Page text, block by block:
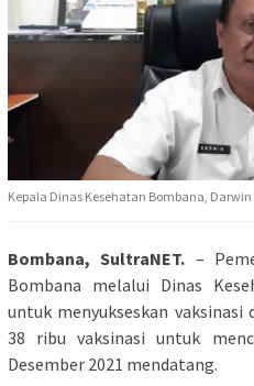
Kepala Dinas Kesehatan Bombana,
Bombana, SultraNET. –
Bombana melalui Dinas
untuk menyukseskan
38 ribu vaksinasi untuk
Desember 2021 mendatang.